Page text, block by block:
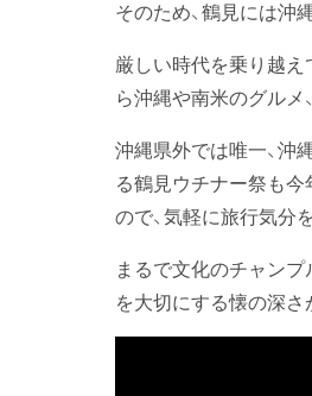
そのため、鶴見には沖
厳しい時代を乗り越え
ら沖縄や南米のグルメ
沖縄県外では唯一、沖
る鶴見ウチナー祭も
ので、気軽に旅行気分
まるで文化のチャンプ
を大切にする懐の深さ